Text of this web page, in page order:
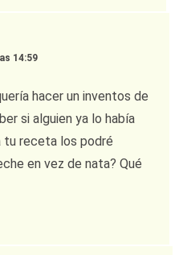
14:59
hacer un inventos de
si alguien ya lo había
tu receta los podré
en vez de nata? Qué